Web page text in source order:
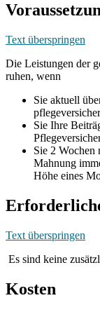
Text überspringen
Die Leistungen der
ruhen, wenn
Sie aktuell
Sie Ihre
Sie 2 Wochen
Mahnung
Höhe eines
Text überspringen
Es sind keine
Kosten